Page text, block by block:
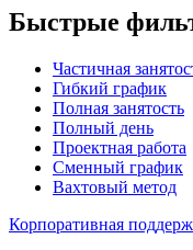
Быстрые
Частичная
Гибкий график
Полная занятость
Полный день
Проектная работа
Сменный график
Вахтовый метод
Корпоративная